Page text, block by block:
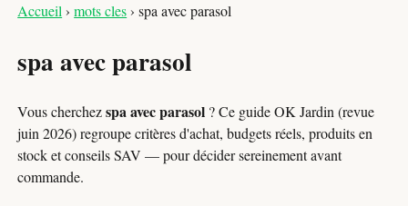
Accueil ›mots cles›spa avec parasol
spa avec parasol
Vous cherchezspa avec parasol ? Ce guide OK Jardin (revue
juin 2026) regroupe critères d'achat, budgets réels, produits en
stock et conseils SAV — pour décider sereinement avant
commande.